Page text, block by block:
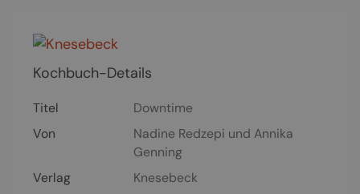
Kochbuch-Details
Titel
Downtime
Von
Nadine Redzepi und Annika
Genning
Verlag
Knesebeck